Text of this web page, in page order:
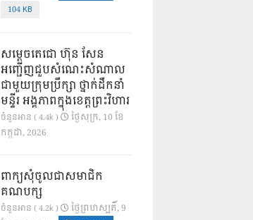
104 KB
សម្តេចតេជោ ហ៊ុន សែន
អញ្ជើញជួបសំណេះសំណាល
ជាមួយក្រុមប្រឹក្សា ថ្នាក់ដឹកនាំ
មន្ទីរ អង្គភាពក្នុងខេត្តព្រះវិហារ
ចំនួនអាន ( 4.4k )
ថ្ងៃ​សុក្រ, 10 ខែ​
កក្កដា, 2026
ពាក្យសុំចូលជាសមាជិក
គណបក្ស
ចំនួនអាន ( 4.2k )
ថ្ងៃ​ព្រហស្បតិ៍, 9